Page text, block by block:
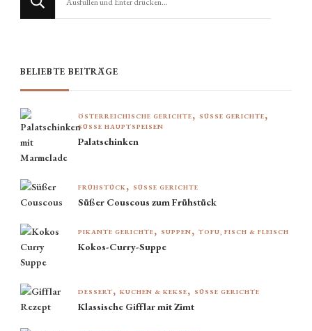
BELIEBTE BEITRÄGE
ÖSTERREICHISCHE GERICHTE
SÜSSE GERICHTE
SÜSSE HAUPTSPEISEN
Palatschinken
FRÜHSTÜCK SÜSSE GERICHTE
Süßer Couscous zum Frühstück
PIKANTE GERICHTE SUPPEN TOFU, FISCH & FLEISCH
Kokos-Curry-Suppe
DESSERT KUCHEN & KEKSE SÜSSE GERICHTE
Klassische Gifflar mit Zimt